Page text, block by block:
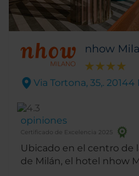
nhow
Via Tortona, 35,. 20144
opiniones
Certificado de Excelencia 2025
Ubicado en el centro de
de Milán, el hotel nhow